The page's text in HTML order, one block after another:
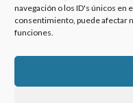
navegación o los ID's únicos en
consentimiento, puede afectar
funciones.
Haz clic para